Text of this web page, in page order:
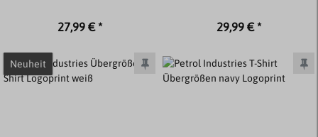
27,99 € * 29,99 € *
Neuheit